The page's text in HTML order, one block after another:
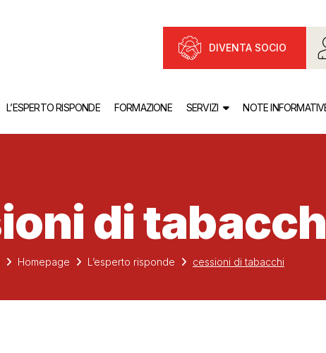
DIVENTA SOCIO
L’ESPERTO RISPONDE FORMAZIONE SERVIZI NOTE
di
Homepage L’esperto risponde cessioni di tabacchi